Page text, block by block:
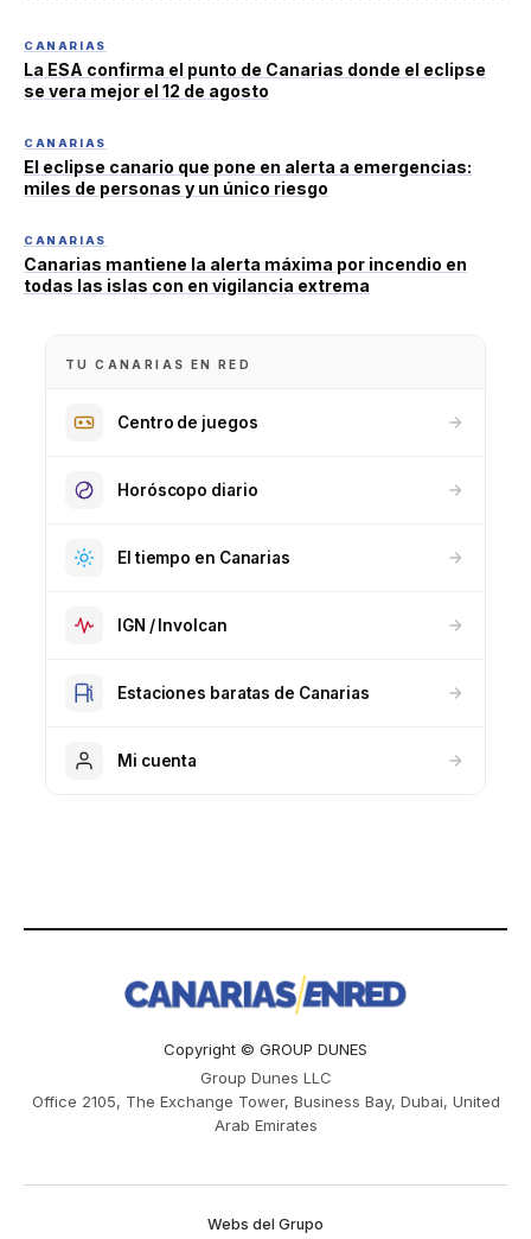
CANARIAS
La ESA confirma el punto de Canarias donde el eclipse
se vera mejor el 12 de agosto
CANARIAS
El eclipse canario que pone en alerta a emergencias:
miles de personas y un único riesgo
CANARIAS
Canarias mantiene la alerta máxima por incendio en
todas las islas con en vigilancia extrema
TU CANARIAS EN RED
Centro de juegos
Horóscopo diario
El tiempo en Canarias
IGN / Involcan
Estaciones baratas de Canarias
Mi cuenta
Copyright © GROUP DUNES
Group Dunes LLC
Office 2105, The Exchange Tower, Business Bay, Dubai, United
Arab Emirates
Webs del Grupo